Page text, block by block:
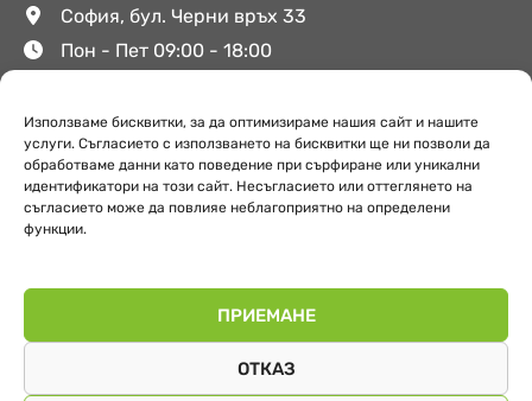
Използваме бисквитки, за да оптимизираме нашия сайт и нашите
услуги. Съгласието с използването на бисквитки ще ни позволи да
обработваме данни като поведение при сърфиране или уникални
идентификатори на този сайт. Несъгласието или оттеглянето на
съгласието може да повлияе неблагоприятно на определени
функции.
ПРИЕМАНЕ
ОТКАЗ
София, бул. Черни връх 33
Пон - Пет 09:00 - 18:00
Полезни връзки
За Аредо
Обекти